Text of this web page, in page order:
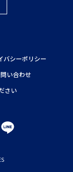
バシーポリシー
い合わせ
さい